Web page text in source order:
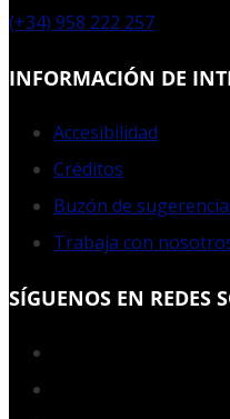
(+34) 958 222 257
INFORMACIÓN DE
Accesibilidad
Créditos
Buzón de
Trabaja con
SÍGUENOS EN REDES